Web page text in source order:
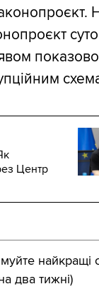
Центр
найкращі
два тижні)